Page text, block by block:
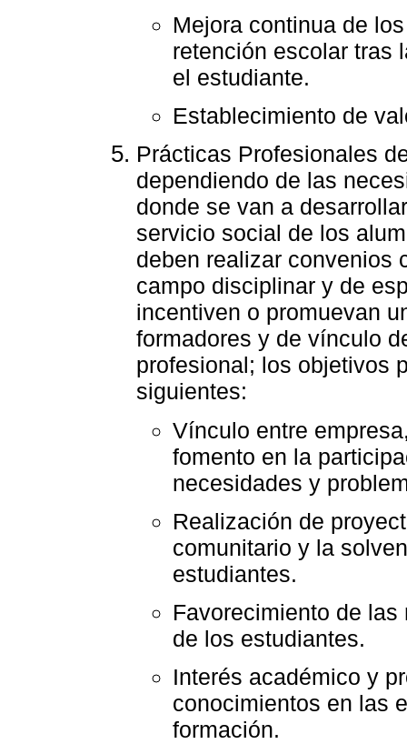
Mejora continua de
retención escolar tras
el estudiante.
Establecimiento de
Prácticas Profesionales
dependiendo de las
donde se van a
servicio social de los
deben realizar convenios
campo disciplinar y de
incentiven o promuevan
formadores y de vínculo
profesional; los objetivos
siguientes:
Vínculo entre
fomento en la
necesidades y
Realización de
comunitario y la
estudiantes.
Favorecimiento de
de los estudiantes.
Interés académico y
conocimientos en las
formación.